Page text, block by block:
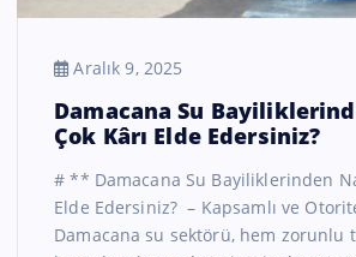
Aralık 9, 2025
Damacana Su
Çok Kârı Elde Edersiniz?
# ** Damacana Su Bayiliklerinden
Elde Edersiniz? – Kapsamlı ve
Damacana su sektörü, hem zorunlu